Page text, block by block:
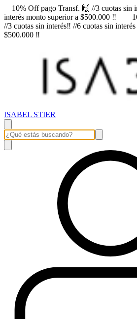
10% Off pago Transf. 🙌 //3 cuotas sin
interés monto superior a $500.000 ‼️
//3 cuotas sin interés‼️ //6 cuotas sin
$500.000 ‼️
ISABEL STIER